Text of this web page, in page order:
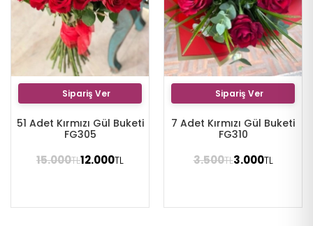
Sipariş Ver
51 Adet Kırmızı Gül Buketi
FG305
15.000TL12.000TL
Sipariş Ver
7 Adet Kırmızı Gül Buketi
FG310
3.500TL3.000TL